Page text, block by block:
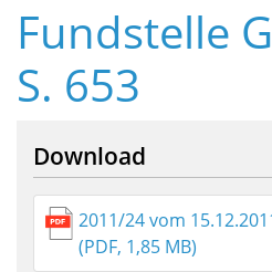
Fundstelle
S. 653
Download
2011/24 vom
(PDF, 1,85 MB)